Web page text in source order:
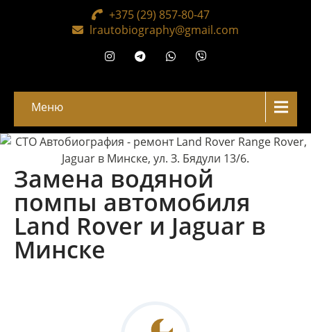
+375 (29) 857-80-47
lrautobiography@gmail.com
Меню
Замена водяной
помпы автомобиля
Land Rover и Jaguar в
Минске